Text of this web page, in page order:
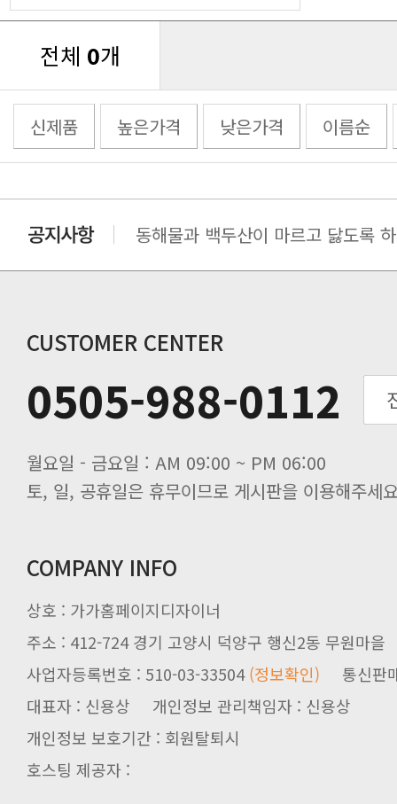
전체 0개
신제품 높은가격 낮은가격 이름순
동해물과 백두산이 마르고 닳도록
동해물과 백두산이 마르고 닳도록
동해물과 백두산이 마르고 닳도록
동해물과 백두산이 마르고 닳도록
동해물과 백두산이 마르고 닳도록
CUSTOMER CENTER
0505-988-0112
월요일 - 금요일 : AM 09:00 ~ PM 06:00
토, 일, 공휴일은 휴무이므로 게시판을 이용해주세
COMPANY INFO
상호 : 가가홈페이지디자이너
주소 : 412-724 경기 고양시 덕양구 행신2동 무원마을
사업자등록번호 : 510-03-33504(정보확인) 통신판
대표자 : 신용상 개인정보 관리책임자 : 신용상
개인정보 보호기간 : 회원탈퇴시
호스팅 제공자 :